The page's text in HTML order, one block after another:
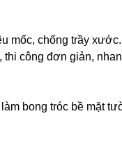
mốc, chống trầy xước.
thi công đơn giản,
bong tróc bề mặt